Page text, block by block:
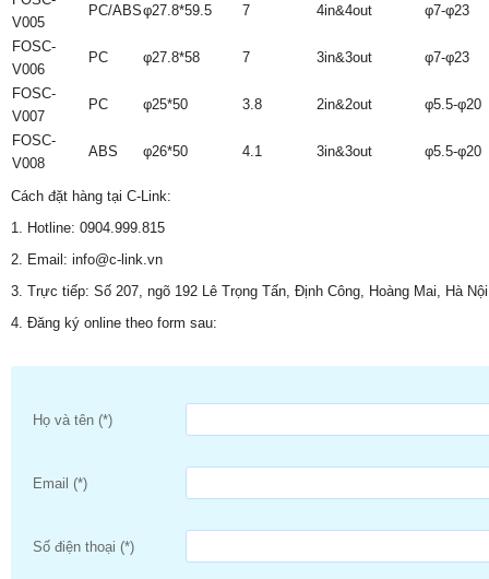
V005
PC/ABSφ27.8*59.5 7 4in&4out φ7-φ23
FOSC-
V006
PC φ27.8*58 7 3in&3out φ7-φ23
FOSC-
V007
PC φ25*50 3.8 2in&2out φ5.5-φ20
FOSC-
V008
ABS φ26*50 4.1 3in&3out φ5.5-φ20
Cách đặt hàng tại C-Link:
1. Hotline: 0904.999.815
2. Email: info@c-link.vn
3. Trực tiếp: Số 207, ngõ 192 Lê Trọng Tấn, Định Công, Hoàng Mai, Hà Nội
4. Đăng ký online theo form sau:
Họ và tên (*)
Email (*)
Số điện thoại (*)